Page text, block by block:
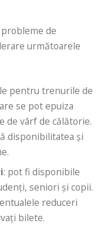
de
următoarele
pentru trenurile de
se pot epuiza
de vârf de călătorie.
disponibilitatea și
: pot fi disponibile
seniori și copii.
reduceri
bilete.